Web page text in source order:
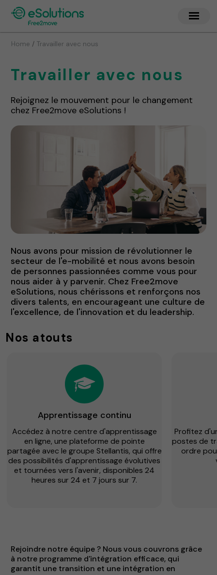
Home / Travailler avec nous
Travailler avec nous
Rejoignez le mouvement pour le changement
chez Free2move eSolutions !
Nous avons pour mission de révolutionner le
secteur de l'e-mobilité et nous avons besoin
de personnes passionnées comme vous pour
nous aider à y parvenir. Chez Free2move
eSolutions, nous chérissons et renforçons nos
divers talents, en encourageant une culture de
l'excellence, de l'innovation et du leadership.
Nos atouts
Apprentissage continu
Accédez à notre centre d'apprentissage
en ligne, une plateforme de pointe
partagée avec le groupe Stellantis, qui offre
des possibilités d'apprentissage évolutives
et tournées vers l'avenir, disponibles 24
heures sur 24 et 7 jours sur 7.
Profitez
postes de
ordre
Rejoindre notre équipe ? Nous vous couvrons grâce
à notre programme d'intégration efficace, qui
garantit une transition et une intégration en